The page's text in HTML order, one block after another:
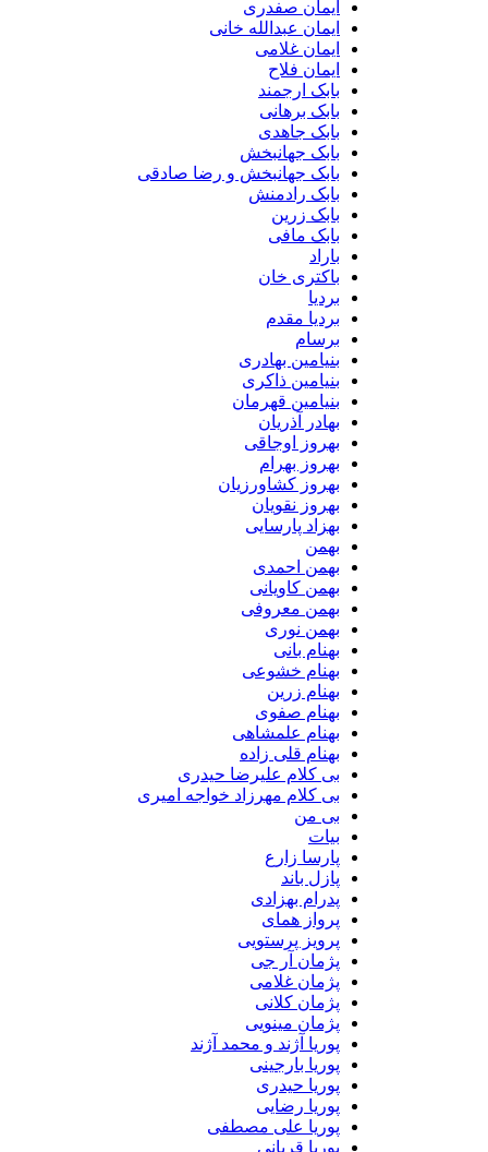
ایمان صفدری
ایمان عبدالله خانی
ایمان غلامی
ایمان فلاح
بابک ارجمند
بابک برهانی
بابک جاهدی
بابک جهانبخش
بابک جهانبخش و رضا صادقی
بابک رادمنش
بابک زرین
بابک مافی
باراد
باکتری خان
بردیا
بردیا مقدم
برسام
بنیامین بهادری
بنیامین ذاکری
بنیامین قهرمان
بهادر آذریان
بهروز اوجاقی
بهروز بهرام
بهروز کشاورزیان
بهروز نقویان
بهزاد پارسایی
بهمن
بهمن احمدی
بهمن کاویانی
بهمن معروفی
بهمن نوری
بهنام بانی
بهنام خشوعی
بهنام زرین
بهنام صفوی
بهنام علمشاهی
بهنام قلی زاده
بی کلام علیرضا حیدری
بی کلام مهرزاد خواجه امیری
بی من
بیات
پارسا زارع
پازل باند
پدرام بهزادی
پرواز همای
پرویز پرستویی
پژمان آر جی
پژمان غلامی
پژمان کلانی
پژمان مینویی
پوریا آژند و محمد آژند
پوریا بارجینی
پوریا حیدری
پوریا رضایی
پوریا علی مصطفی
پوریا قربانی